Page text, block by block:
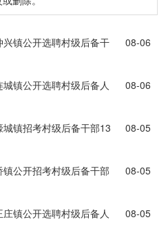
镇公开选聘村级后备干
08-06
镇公开选聘村级后备人
08-06
镇招考村级后备干部13
08-05
公开招考村级后备干部
08-05
镇公开选聘村级后备人
08-05